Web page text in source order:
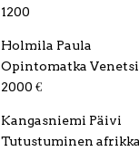
1200
Holmila Paula
Opintomatka
2000 €
Kangasniemi Päivi
Tutustuminen